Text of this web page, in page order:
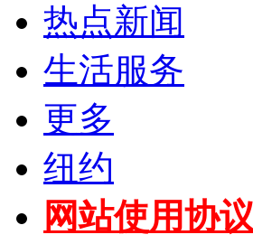
热点新闻
生活服务
更多
纽约
网站使用协